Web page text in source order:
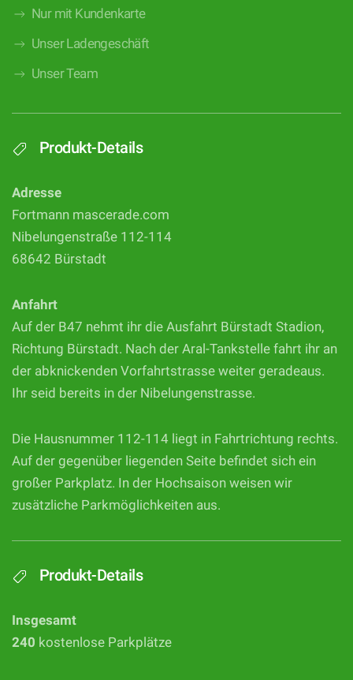
Nur mit Kundenkarte
Unser Ladengeschäft
Unser Team
Produkt-Details
Adresse
Fortmann mascerade.com
Nibelungenstraße 112-114
68642 Bürstadt
Anfahrt
Auf der B47 nehmt ihr die Ausfahrt Bürstadt Stadion,
Richtung Bürstadt. Nach der Aral-Tankstelle fahrt ihr an
der abknickenden Vorfahrtstrasse weiter geradeaus.
Ihr seid bereits in der Nibelungenstrasse.
Die Hausnummer 112-114 liegt in Fahrtrichtung rechts.
Auf der gegenüber liegenden Seite befindet sich ein
großer Parkplatz. In der Hochsaison weisen wir
zusätzliche Parkmöglichkeiten aus.
Produkt-Details
Insgesamt
240 kostenlose Parkplätze